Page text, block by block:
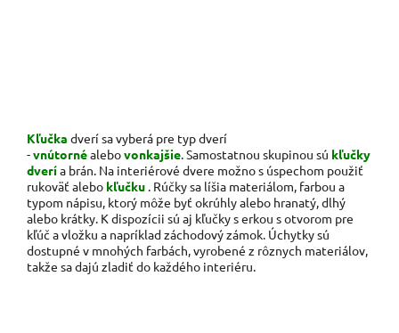
Kľučka dverí sa vyberá pre typ dverí
-vnútornéalebovonkajšie. Samostatnou skupinou sú kľučky
dvería brán. Na interiérové ​​dvere možno s úspechom použiť
rukoväť alebo kľučku . Rúčky sa líšia materiálom, farbou a
typom nápisu, ktorý môže byť okrúhly alebo hranatý, dlhý
alebo krátky. K dispozícii sú aj kľučky s erkou s otvorom pre
kľúč a vložku a napríklad záchodový zámok. Úchytky sú
dostupné v mnohých farbách, vyrobené z rôznych materiálov,
takže sa dajú zladiť do každého interiéru.